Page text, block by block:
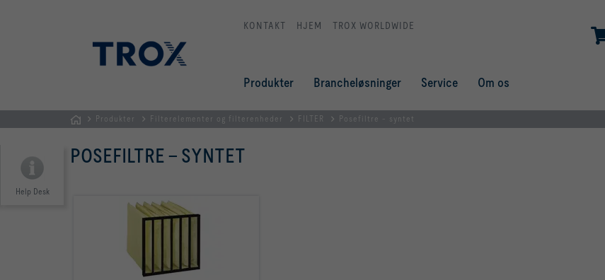
KONTAKT HJEM TROX WORLDWIDE
Produkter Brancheløsninger Service Om os
Produkter Filterelementer og filterenheder FILTER Posefiltre - syntet
Help Desk
POSEFILTRE - SYNTET